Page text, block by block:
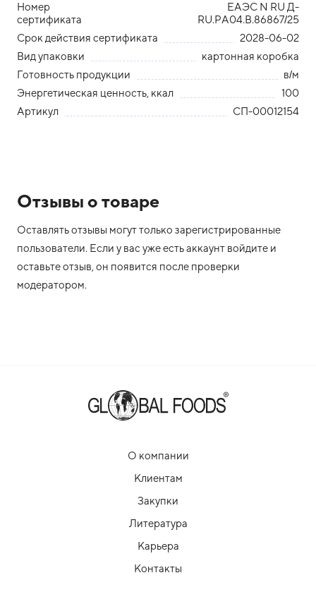
Номер
сертификата
ЕАЭС N RU Д-
RU.РА04.В.86867/25
Срок действия сертификата
2028-06-02
Вид упаковки
картонная коробка
Готовность продукции
в/м
Энергетическая ценность, ккал
100
Артикул
СП-00012154
Отзывы о товаре
Оставлять отзывы могут только зарегистрированные
пользователи. Если у вас уже есть аккаунт войдите и
оставьте отзыв, он появится после проверки
модератором.
О компании
Клиентам
Закупки
Литература
Карьера
Контакты